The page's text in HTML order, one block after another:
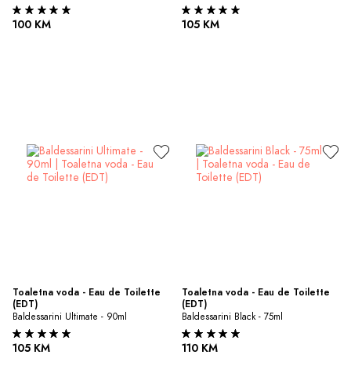
100 KM 105 KM
Toaletna voda - Eau de Toilette
(EDT)
Baldessarini Ultimate - 90ml
105 KM
Toaletna voda - Eau de Toilette
(EDT)
Baldessarini Black - 75ml
110 KM